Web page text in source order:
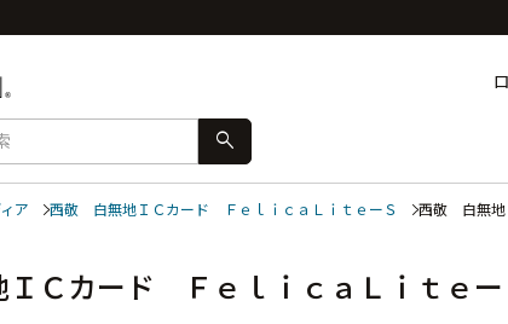
search
ア 西敬 白無地ＩＣカード ＦｅｌｉｃａＬｉｔｅーＳ 西敬 白無
Ｃカード ＦｅｌｉｃａＬｉｔｅ